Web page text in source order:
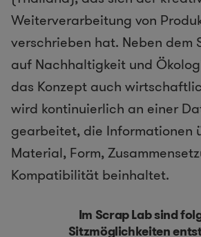
Weiterverarbeitung von
verschrieben hat. Neben dem
auf Nachhaltigkeit und
das Konzept auch
wird kontinuierlich an einer
gearbeitet, die Informationen
Material, Form,
Kompatibilität beinhaltet.
Im Scrap Lab sind
Sitzmöglichkeiten